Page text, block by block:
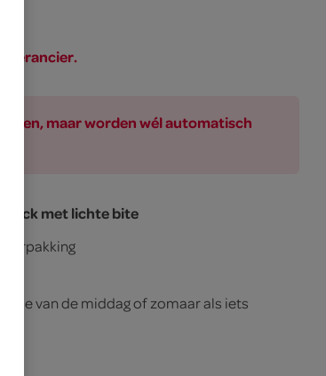
maar worden wél automatisch
met lichte bite
van de middag of zomaar als iets